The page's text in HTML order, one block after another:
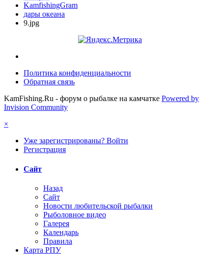
KamfishingGram
дары океана
9.jpg
Политика конфиденциальности
Обратная связь
KamFishing.Ru - форум о рыбалке на камчатке Powered by
Invision Community
×
Уже зарегистрированы? Войти
Регистрация
Сайт
Назад
Сайт
Новости любительской рыбалки
Рыболовное видео
Галерея
Календарь
Правила
Карта РПУ